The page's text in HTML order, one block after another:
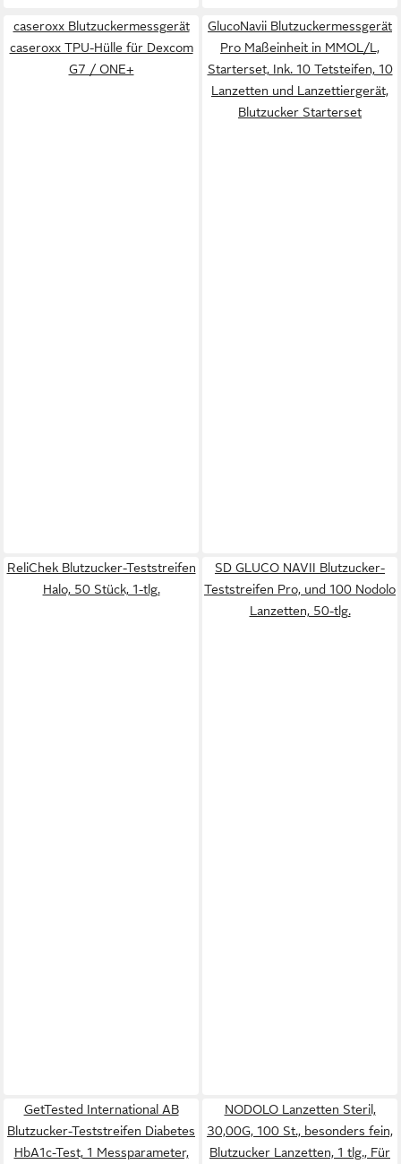
caseroxx Blutzuckermessgerät
caseroxx TPU-Hülle für Dexcom
G7 / ONE+
GlucoNavii Blutzuckermessgerät
Pro Maßeinheit in MMOL/L,
Starterset, Ink. 10 Tetsteifen, 10
Lanzetten und Lanzettiergerät,
Blutzucker Starterset
ReliChek Blutzucker-Teststreifen
Halo, 50 Stück, 1-tlg.
SD GLUCO NAVII Blutzucker-
Teststreifen Pro, und 100 Nodolo
Lanzetten, 50-tlg.
GetTested International AB
Blutzucker-Teststreifen Diabetes
HbA1c-Test, 1 Messparameter,
NODOLO Lanzetten Steril,
30,00G, 100 St., besonders fein,
Blutzucker Lanzetten, 1 tlg., Für